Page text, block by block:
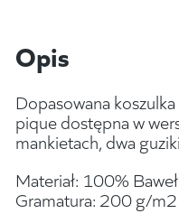
Opis
Dopasowana
pique dostępna w
mankietach, dwa
Materiał: 100%
Gramatura: 200 g/m2